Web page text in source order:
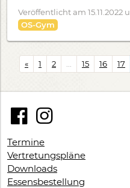
Veröffentlicht am 15.11.2022
OS-Gym
« 1 2 15 16 17
Termine
Vertretungspläne
Downloads
Essensbestellung